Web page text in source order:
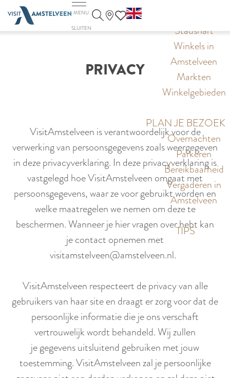
m
MENU
SLUITEN
Z
e
k
F
a
r
e
n
S
e
e
c
r
t
a
a
l
H
u
i
d
g
e
t
a
a
l
G
o
o
t
n
g
l
i
s
h
p
a
g
Stadshart
Winkels in
Amstelveen
Markten
Winkelgebieden
PLAN JE BEZOEK
Overnachten
Parkeren
Bereikbaarheid
Vergaderen in
Amstelveen
TIPS
PRIVACY
VisitAmstelveen is verantwoordelijk voor de
verwerking van persoonsgegevens zoals weergegeven
in deze privacyverklaring. In deze privacyverklaring is
vastgelegd hoe VisitAmstelveen omgaat met
persoonsgegevens, waar ze voor gebruikt worden en
welke maatregelen we nemen om deze te
beschermen. Wanneer je hier vragen over hebt kan
je contact opnemen met
visitamstelveen@amstelveen.nl.
VisitAmstelveen respecteert de privacy van alle
gebruikers van haar site en draagt er zorg voor dat de
persoonlijke informatie die je ons verschaft
vertrouwelijk wordt behandeld. Wij zullen
je gegevens uitsluitend gebruiken met jouw
toestemming. VisitAmstelveen zal je persoonlijke